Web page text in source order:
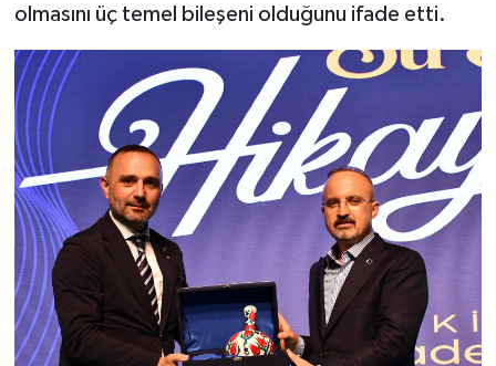
olmasını üç temel bileşeni olduğunu ifade etti.